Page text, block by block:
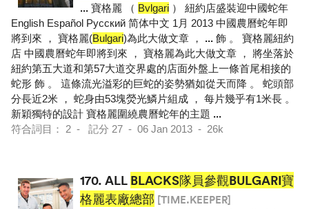
... 寶格麗 （ Bvlgari ） 紐約店盛裝迎中國蛇年
English Español Pусский 简体中文 1月 2013 中國農曆蛇年即
將到來 ， 寶格麗(Bulgari)為此大做文章 ， ... 飾 。 寶格麗紐約
店 中國農曆蛇年即將到來 ， 寶格麗為此大做文章 ， 將坐落於
紐約第五大道和第57大道交界處的店面外盤上一條首尾相接的
蛇形 飾 。 這條流光溢彩的巨蛇的姿勢猶如從天而降 。 蛇頭部
分長近2米 ， 蛇身由53塊熒光鱗片組成 ， 每片幾乎有1米長 。
新穎獨特的設計 寶格麗圍繞農曆蛇年的主題 ...
符合詞目： 2 - 記分 27 - 06 Jan 2013 - 26k
170. ALL BLACKS隊員參觀BULGARI寶
格麗表廠總部 [TIME.KEEPER]